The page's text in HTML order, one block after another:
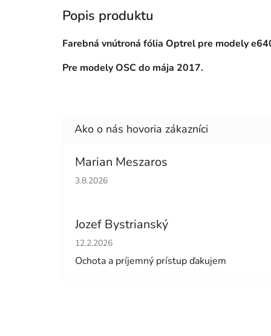
Farebná vnútroná fólia Optrel pre modely
Pre modely OSC do mája 2017.
Marian Meszaros
Hodnotenie obchodu je 5 z 5 hviezdičiek.
3.8.2026
Jozef Bystrianský
Hodnotenie obchodu je 5 z 5 hviezdičiek.
12.2.2026
Ochota a príjemný prístup ďakujem